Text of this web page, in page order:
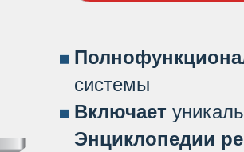
системы
ключает
Энциклопедии